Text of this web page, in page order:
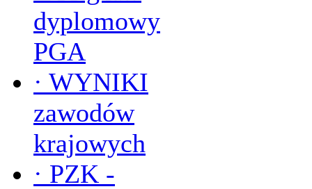
dyplomowy
PGA
· WYNIKI
zawodów
krajowych
· PZK -